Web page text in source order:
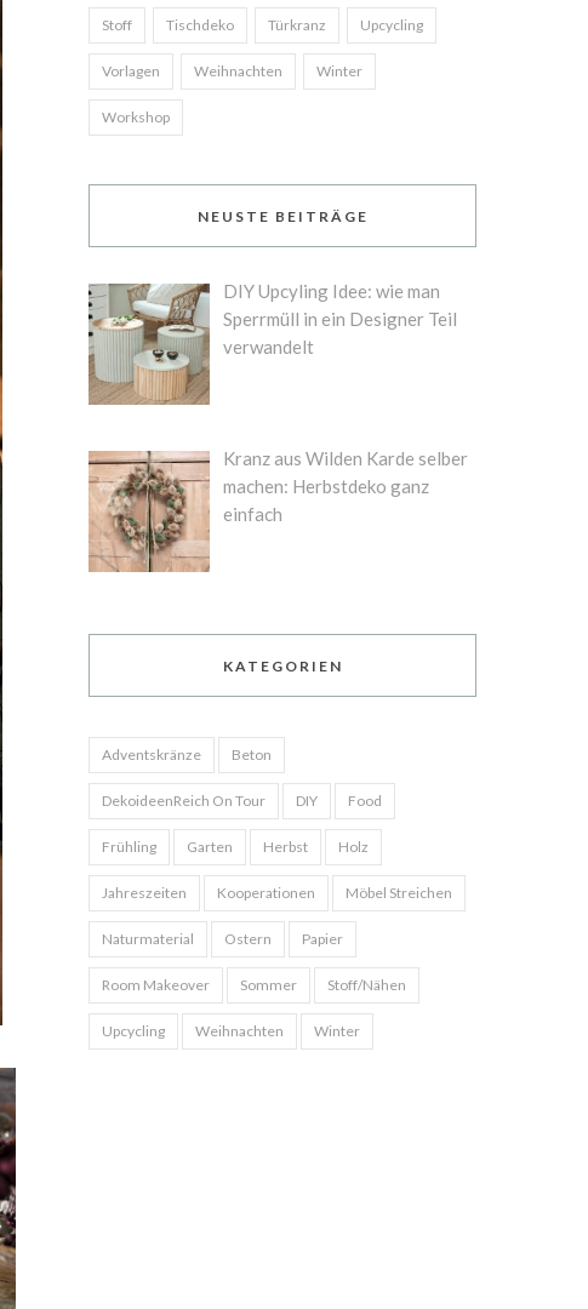
Stoff Tischdeko Türkranz Upcycling
Vorlagen Weihnachten Winter
Workshop
NEUSTE BEITRÄGE
DIY Upcyling Idee: wie man
Sperrmüll in ein Designer Teil
verwandelt
Kranz aus Wilden Karde selber
machen: Herbstdeko ganz
einfach
KATEGORIEN
Adventskränze Beton
DekoideenReich On Tour DIY Food
Frühling Garten Herbst Holz
Jahreszeiten Kooperationen Möbel Streichen
Naturmaterial Ostern Papier
Room Makeover Sommer Stoff/Nähen
Upcycling Weihnachten Winter